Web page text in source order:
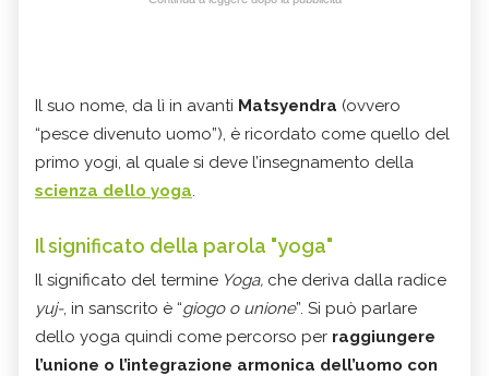
Il suo nome, da lì in avanti Matsyendra (ovvero
“pesce divenuto uomo”), è ricordato come quello del
primo yogi, al quale si deve l’insegnamento della
scienza dello yoga.
Il significato della parola "yoga"
Il significato del termine Yoga, che deriva dalla radice
yuj-, in sanscrito è “giogo o unione”. Si può parlare
dello yoga quindi come percorso per raggiungere
l’unione o l’integrazione armonica dell’uomo con